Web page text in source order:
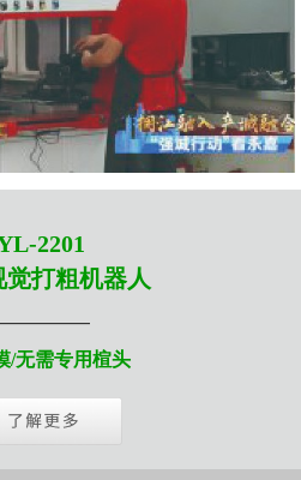
2201
打粗机器人
/无需专用楦头